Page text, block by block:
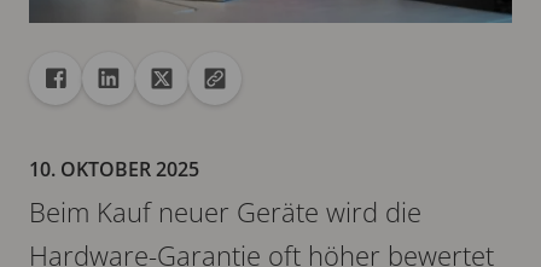
Freigabe
Teilen auf Facebook
Teilen auf Linkedin
Teilen auf XURL in die Zwischenablage kopieren
10. OKTOBER 2025
Beim Kauf neuer Geräte wird die
Hardware-Garantie oft höher bewertet